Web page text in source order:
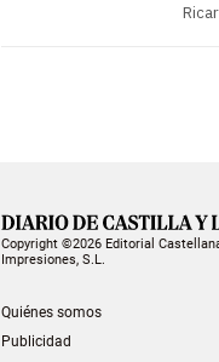
Copyright ©2026 Editorial
Impresiones, S.L.
Quiénes somos
Publicidad